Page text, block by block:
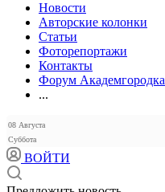
Новости
Авторские колонки
Статьи
Фоторепортажи
Контакты
Форум Академгородка
...
08 Августа
Суббота
ВОЙТИ